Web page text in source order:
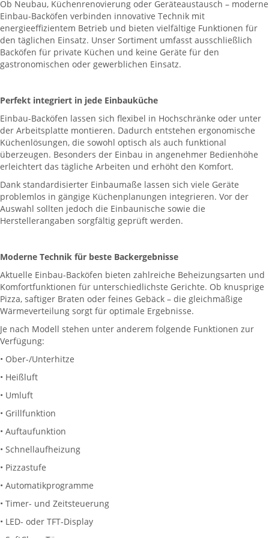
Ob Neubau, Küchenrenovierung oder Geräteaustausch – moderne
Einbau-Backöfen verbinden innovative Technik mit
energieeffizientem Betrieb und bieten vielfältige Funktionen für
den täglichen Einsatz. Unser Sortiment umfasst ausschließlich
Backöfen für private Küchen und keine Geräte für den
gastronomischen oder gewerblichen Einsatz.
Perfekt integriert in jede Einbauküche
Einbau-Backöfen lassen sich flexibel in Hochschränke oder unter
der Arbeitsplatte montieren. Dadurch entstehen ergonomische
Küchenlösungen, die sowohl optisch als auch funktional
überzeugen. Besonders der Einbau in angenehmer Bedienhöhe
erleichtert das tägliche Arbeiten und erhöht den Komfort.
Dank standardisierter Einbaumaße lassen sich viele Geräte
problemlos in gängige Küchenplanungen integrieren. Vor der
Auswahl sollten jedoch die Einbaunische sowie die
Herstellerangaben sorgfältig geprüft werden.
Moderne Technik für beste Backergebnisse
Aktuelle Einbau-Backöfen bieten zahlreiche Beheizungsarten und
Komfortfunktionen für unterschiedlichste Gerichte. Ob knusprige
Pizza, saftiger Braten oder feines Gebäck – die gleichmäßige
Wärmeverteilung sorgt für optimale Ergebnisse.
Je nach Modell stehen unter anderem folgende Funktionen zur
Verfügung:
• Ober-/Unterhitze
• Heißluft
• Umluft
• Grillfunktion
• Auftaufunktion
• Schnellaufheizung
• Pizzastufe
• Automatikprogramme
• Timer- und Zeitsteuerung
• LED- oder TFT-Display